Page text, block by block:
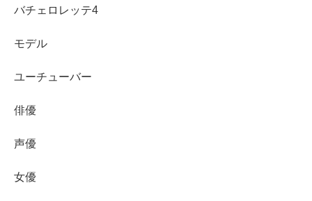
本名は確定情報として公表が確認できず、
生年月日や出身地、身長、趣味特技などは公式プロ
フィールに掲載されています。
とき宣時代の魅力と、現在の女優としての成長を合わせて
ます。
バチェロレッテ4
モデル
ユーチューバー
俳優
声優
女優